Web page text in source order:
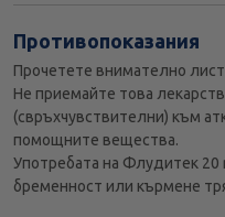
Противопоказания
Прочетете внимателно
Не приемайте това
(свръхчувствителни) към
помощните вещества.
Употребата на Флудитек 20
бременност или кърмене